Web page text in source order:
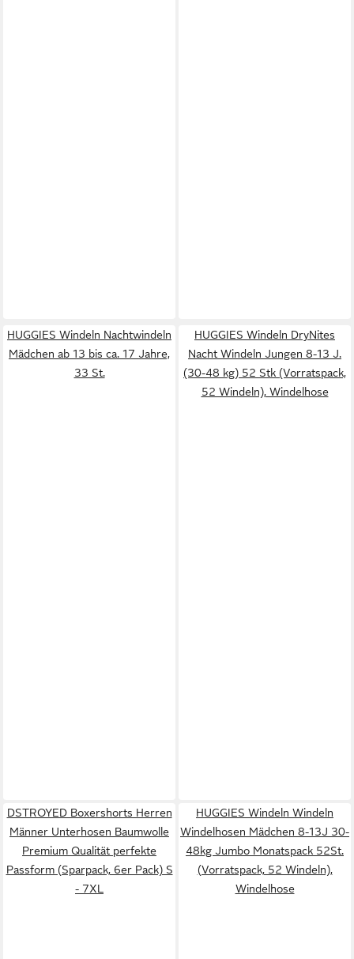
HUGGIES Windeln Nachtwindeln
Mädchen ab 13 bis ca. 17 Jahre,
33 St.
HUGGIES Windeln DryNites
Nacht Windeln Jungen 8-13 J.
(30-48 kg) 52 Stk (Vorratspack,
52 Windeln), Windelhose
DSTROYED Boxershorts Herren
Männer Unterhosen Baumwolle
Premium Qualität perfekte
Passform (Sparpack, 6er Pack) S
- 7XL
HUGGIES Windeln Windeln
Windelhosen Mädchen 8-13J 30-
48kg Jumbo Monatspack 52St.
(Vorratspack, 52 Windeln),
Windelhose